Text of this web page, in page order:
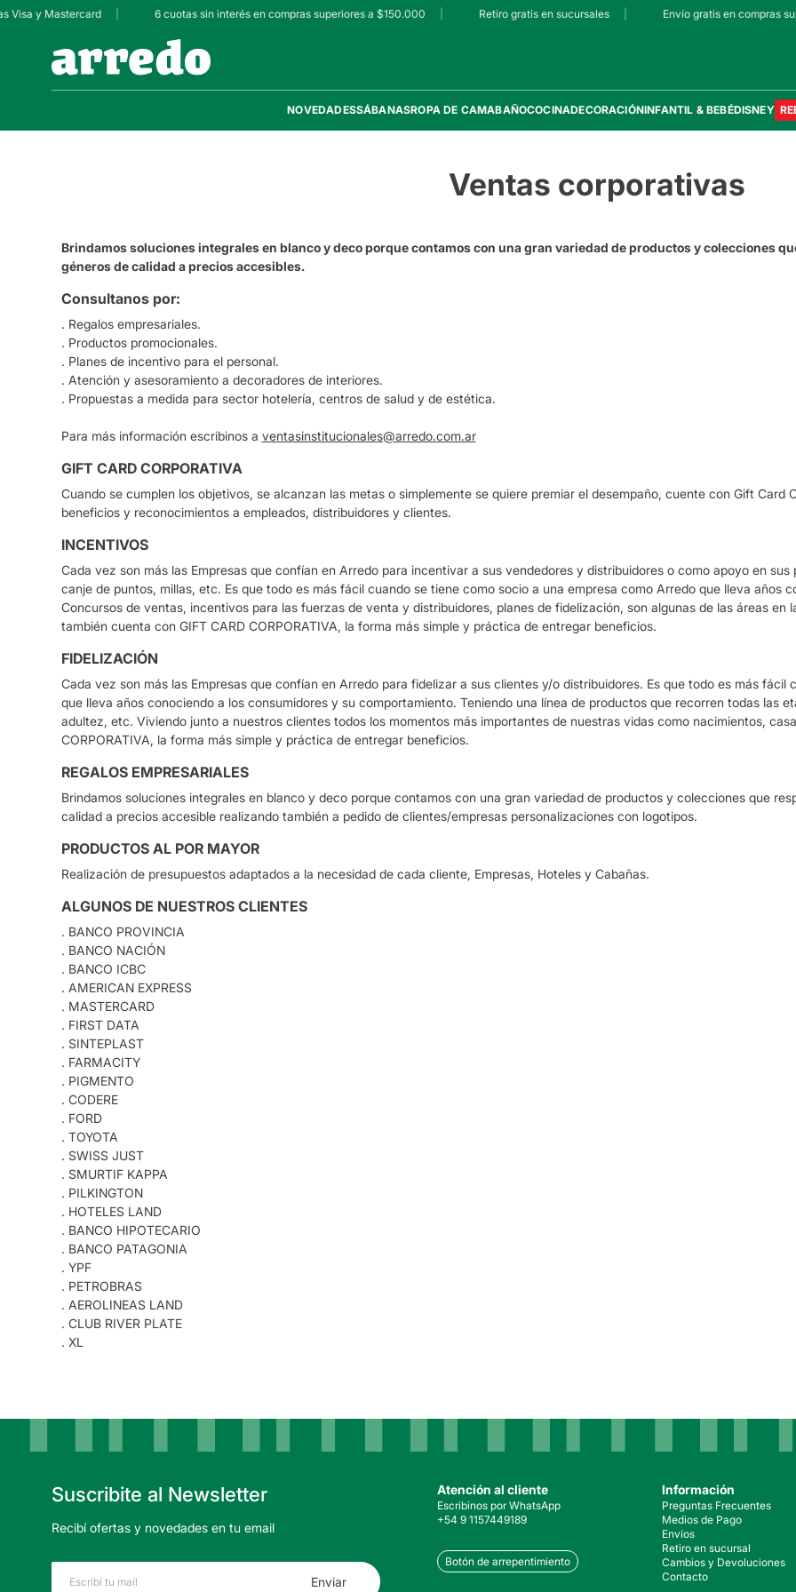
y Mastercard 6 cuotas sin interés en compras superiores a $150.000 Retiro gratis en sucursales Envío gratis en compras
NOVEDADESSÁBANASROPA DE CAMABAÑOCOCINADECORACIÓNINFANTIL & BEBÉDISNEY
Ventas corporativas
Brindamos soluciones integrales en blanco y deco porque contamos con una gran variedad de productos y colecciones
géneros de calidad a precios accesibles.
Consultanos por:
. Regalos empresariales.
. Productos promocionales.
. Planes de incentivo para el personal.
. Atención y asesoramiento a decoradores de interiores.
. Propuestas a medida para sector hotelería, centros de salud y de estética.
Para más información escribinos a ventasinstitucionales@arredo.com.ar
GIFT CARD CORPORATIVA
Cuando se cumplen los objetivos, se alcanzan las metas o simplemente se quiere premiar el desempaño, cuente con Gift
beneficios y reconocimientos a empleados, distribuidores y clientes.
INCENTIVOS
Cada vez son más las Empresas que confían en Arredo para incentivar a sus vendedores y distribuidores o como apoyo en
canje de puntos, millas, etc. Es que todo es más fácil cuando se tiene como socio a una empresa como Arredo que lleva años
Concursos de ventas, incentivos para las fuerzas de venta y distribuidores, planes de fidelización, son algunas de las áreas en
también cuenta con GIFT CARD CORPORATIVA, la forma más simple y práctica de entregar beneficios.
FIDELIZACIÓN
Cada vez son más las Empresas que confían en Arredo para fidelizar a sus clientes y/o distribuidores. Es que todo es más
que lleva años conociendo a los consumidores y su comportamiento. Teniendo una línea de productos que recorren todas las
adultez, etc. Viviendo junto a nuestros clientes todos los momentos más importantes de nuestras vidas como nacimientos,
CORPORATIVA, la forma más simple y práctica de entregar beneficios.
REGALOS EMPRESARIALES
Brindamos soluciones integrales en blanco y deco porque contamos con una gran variedad de productos y colecciones que
calidad a precios accesible realizando también a pedido de clientes/empresas personalizaciones con logotipos.
PRODUCTOS AL POR MAYOR
Realización de presupuestos adaptados a la necesidad de cada cliente, Empresas, Hoteles y Cabañas.
ALGUNOS DE NUESTROS CLIENTES
. BANCO PROVINCIA
. BANCO NACIÓN
. BANCO ICBC
. AMERICAN EXPRESS
. MASTERCARD
. FIRST DATA
. SINTEPLAST
. FARMACITY
. PIGMENTO
. CODERE
. FORD
. TOYOTA
. SWISS JUST
. SMURTIF KAPPA
. PILKINGTON
. HOTELES LAND
. BANCO HIPOTECARIO
. BANCO PATAGONIA
. YPF
. PETROBRAS
. AEROLINEAS LAND
. CLUB RIVER PLATE
. XL
Suscribite al Newsletter
Recibí ofertas y novedades en tu email
Enviar
Atención al cliente
Escribinos por WhatsApp
+54 9 1157449189
Botón de arrepentimiento
Información
Preguntas Frecuentes
Medios de Pago
Envíos
Retiro en sucursal
Cambios y Devoluciones
Contacto